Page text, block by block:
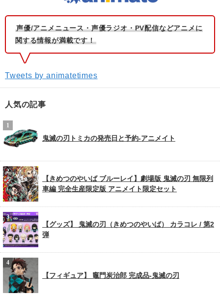
声優/アニメニュース・声優ラジオ・PV配信などアニメに
関する情報が満載です！
Tweets by animatetimes
人気の記事
鬼滅の刃トミカの発売日と予約-アニメイト
【きめつのやいば ブルーレイ】劇場版 鬼滅の刃 無限列
車編 完全生産限定版 アニメイト限定セット
【グッズ】 鬼滅の刃（きめつのやいば） カラコレ / 第2
弾
【フィギュア】 竈門炭治郎 完成品-鬼滅の刃